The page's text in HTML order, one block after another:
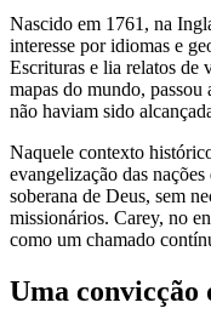
Nascido em 1761, na
interesse por idiomas e
Escrituras e lia relatos de
mapas do mundo, passou
não haviam sido
Naquele contexto
evangelização das
soberana de Deus, sem
missionários. Carey, no
como um chamado
Uma convicção